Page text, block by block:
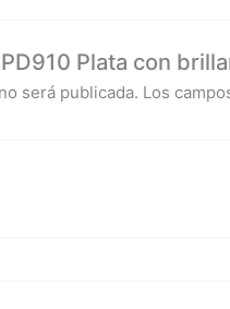
Plata con
será publicada. Los